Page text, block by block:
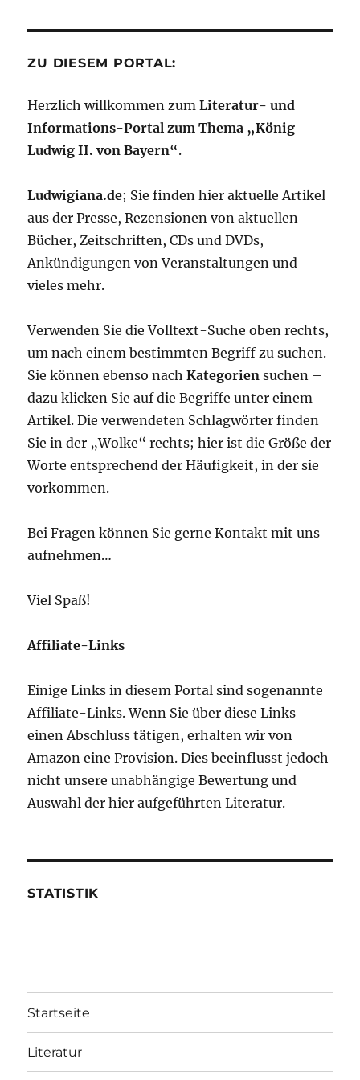
ZU DIESEM PORTAL:
Herzlich willkommen zumLiteratur- und
Informations-Portal zum Thema „König
Ludwig II. von Bayern“.
Ludwigiana.de; Sie finden hier aktuelle Artikel
aus der Presse, Rezensionen von aktuellen
Bücher, Zeitschriften, CDs und DVDs,
Ankündigungen von Veranstaltungen und
vieles mehr.
Verwenden Sie die Volltext-Suche oben rechts,
um nach einem bestimmten Begriff zu suchen.
Sie können ebenso nachKategorien suchen –
dazu klicken Sie auf die Begriffe unter einem
Artikel. Die verwendeten Schlagwörter finden
Sie in der „Wolke“ rechts; hier ist die Größe der
Worte entsprechend der Häufigkeit, in der sie
vorkommen.
Bei Fragen können Sie gerne Kontakt mit uns
aufnehmen…
Viel Spaß!
Affiliate-Links
Einige Links in diesem Portal sind sogenannte
Affiliate-Links. Wenn Sie über diese Links
einen Abschluss tätigen, erhalten wir von
Amazon eine Provision. Dies beeinflusst jedoch
nicht unsere unabhängige Bewertung und
Auswahl der hier aufgeführten Literatur.
STATISTIK
Startseite
Literatur